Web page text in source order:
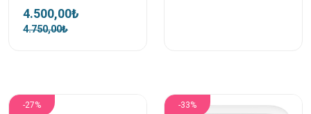
4.500,00₺
4.750,00₺
-27% -33%